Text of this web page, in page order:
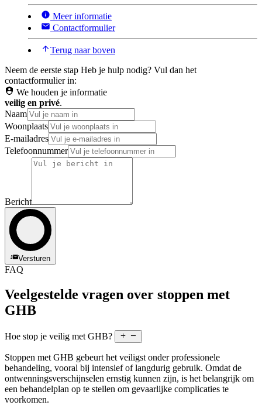
Meer informatie
Contactformulier
Terug naar boven
Neem de eerste stap Heb je hulp nodig? Vul dan het
contactformulier in:
We houden je informatie
veilig en privé.
Naam
Woonplaats
E-mailadres
Telefoonnummer
Bericht
Versturen
FAQ
Veelgestelde vragen over stoppen met
GHB
Hoe stop je veilig met GHB?
Stoppen met GHB gebeurt het veiligst onder professionele
behandeling, vooral bij intensief of langdurig gebruik. Omdat de
ontwenningsverschijnselen ernstig kunnen zijn, is het belangrijk om
een behandelplan op te stellen om gevaarlijke complicaties te
voorkomen.